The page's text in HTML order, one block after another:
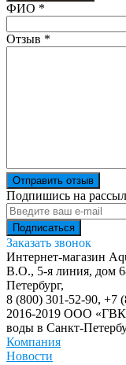
Ваш отзыв был
ФИО *
Отзыв *
Отправить отзыв
Подпишись на
Заказать звонок
Интернет-магазин
В.О., 5-я линия, дом
Петербург,
8 (800) 301-52-90, +7
2016-2019 ООО
воды в Санкт-
Компания
Новости